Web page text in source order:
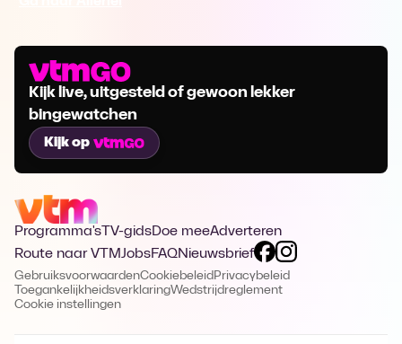
Kijk live, uitgesteld of gewoon lekker
bingewatchen
Kijk op
Programma's TV-gidsDoe meeAdverteren
Route naar VTMJobsFAQNieuwsbrief
GebruiksvoorwaardenCookiebeleid Privacybeleid
ToegankelijkheidsverklaringWedstrijdreglement
Cookie instellingen